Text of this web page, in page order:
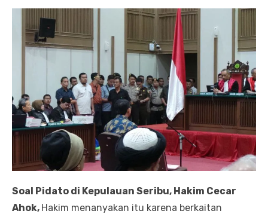
Soal Pidato di Kepulauan Seribu, Hakim Cecar
Ahok, Hakim menanyakan itu karena berkaitan